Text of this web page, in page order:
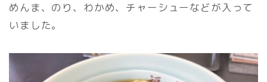
めんま、のり、わかめ、チャーシューなどが入って
いました。